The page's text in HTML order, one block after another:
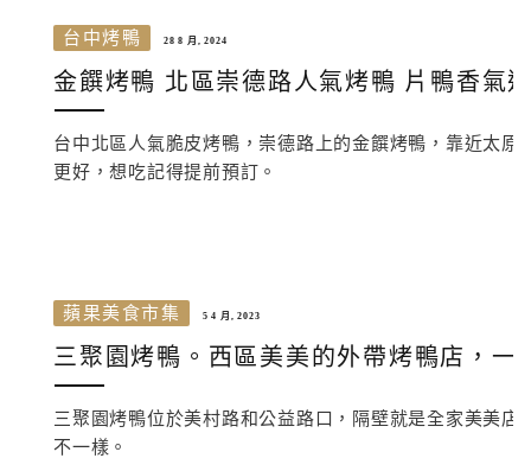
台中烤鴨 28 8 月, 2024
金饌烤鴨 北區崇德路人氣烤鴨 片鴨香氣
台中北區人氣脆皮烤鴨，崇德路上的金饌烤鴨，靠近太
更好，想吃記得提前預訂。
蘋果美食市集 5 4 月, 2023
三聚園烤鴨。西區美美的外帶烤鴨店，一
三聚園烤鴨位於美村路和公益路口，隔壁就是全家美美
不一樣。